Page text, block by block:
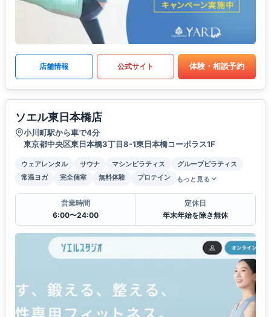
店舗情報 公式サイト 体験・相談予約
ソエル東日本橋店
小川町駅から車で4分
東京都中央区東日本橋3丁目8-1東日本橋コーポラス1F
ウェアレンタル サウナ マシンピラティス
グループピラティス
常温ヨガ
完全個室 無料体験 プロテイン もっと見る
営業時間
6:00〜24:00
定休日
年末年始を除き無休